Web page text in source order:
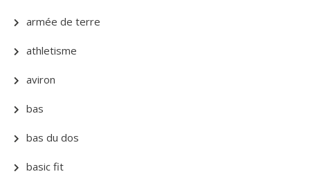
armée de terre
athletisme
aviron
bas
bas du dos
basic fit